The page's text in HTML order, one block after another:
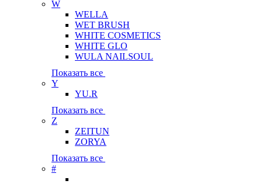
W
WELLA
WET BRUSH
WHITE COSMETICS
WHITE GLO
WULA NAILSOUL
Показать все
Y
YU.R
Показать все
Z
ZEITUN
ZORYA
Показать все
#